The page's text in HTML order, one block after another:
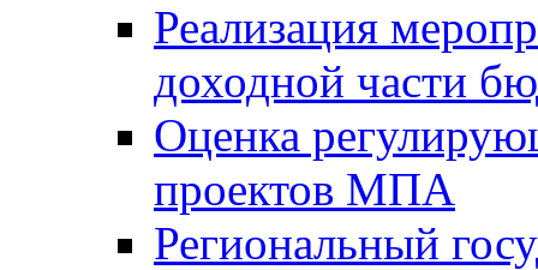
Реализация
доходной части
Оценка
проектов МПА
Региональный